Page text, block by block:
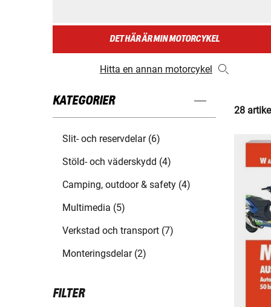
DET HÄR ÄR MIN MOTORCYKEL
Hitta en annan motorcykel
KATEGORIER
Slit- och reservdelar (6)
Stöld- och väderskydd (4)
Camping, outdoor & safety (4)
Multimedia (5)
Verkstad och transport (7)
Monteringsdelar (2)
FILTER
28